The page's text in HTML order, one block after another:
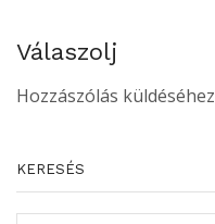
Válaszolj
Hozzászólás küldéséhez
KERESÉS